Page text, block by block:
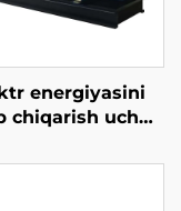
energiyasini
chiqarish uchun
dizel